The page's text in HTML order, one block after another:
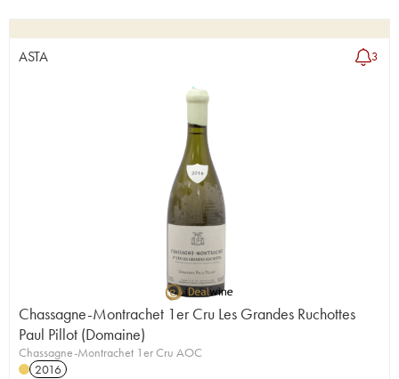
ASTA 3
Chassagne-Montrachet 1er Cru Les Grandes Ruchottes
Paul Pillot (Domaine)
Chassagne-Montrachet 1er Cru AOC
2016